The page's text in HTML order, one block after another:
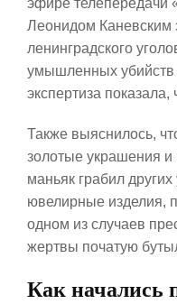
Леонидом Каневским
ленинградского
умышленных
экспертиза
Также выяснилось,
золотые украшения и
маньяк грабил
ювелирные изделия,
одном из случаев
жертвы початую
Как начались